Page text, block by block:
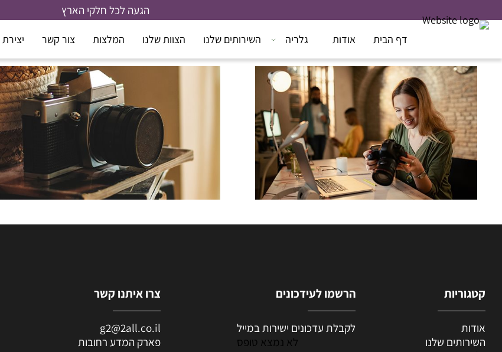
הגעה לכל חלקי הארץ
דף הבית אודות גלריה השירותים שלנו הצוות שלנו המלצות צור קשר
קטגוריות
אודות
השירותים שלנו
הרשמו לעידכונים
לקבלת עדכונים ישירות במייל
לא נמצא טופס
צרו איתנו קשר
g2@2all.co.il
פארק המדע רחובות